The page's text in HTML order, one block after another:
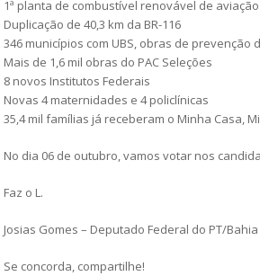
1ª planta de combustível renovável de
Duplicação de 40,3 km da BR-116
346 municípios com UBS, obras de
Mais de 1,6 mil obras do PAC Seleções
8 novos Institutos Federais
Novas 4 maternidades e 4 policlínicas
35,4 mil famílias já receberam o Minha Casa,
No dia 06 de outubro, vamos votar nos
Faz o L.
Josias Gomes – Deputado Federal do PT/
Se concorda, compartilhe!